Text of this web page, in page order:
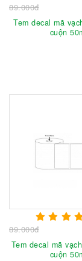
89.000đ
Tem decal mã
cuộn
89.000đ
Tem decal mã
cuộn